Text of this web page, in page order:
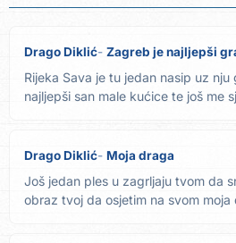
Drago Diklić Zagreb je najljepši
Rijeka Sava je tu jedan nasip uz nju
najljepši san male kućice te još me
Drago Diklić Moja draga
Još jedan ples u zagrljaju tvom da
obraz tvoj da osjetim na svom